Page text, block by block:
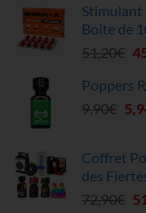
Stimulant
Boite de
51,20€ Le
Poppers
9,90€ Le
Coffret
des
72,90€ Le